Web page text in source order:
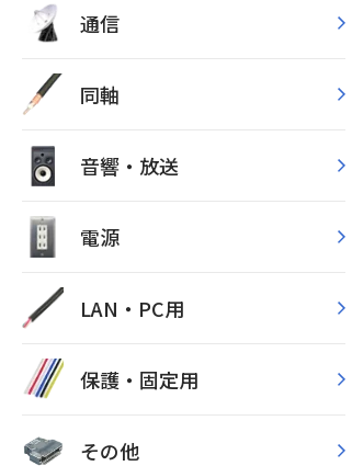
通信
同軸
音響・放送
電源
LAN・PC用
保護・固定用
その他